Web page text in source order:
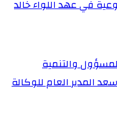
في عهد اللواء خالد
والتنمية
المدير العام للوكالة